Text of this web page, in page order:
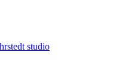
studio